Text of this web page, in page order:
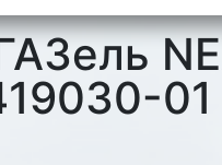
01